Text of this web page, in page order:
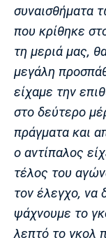
συναισθήματα
που κρίθηκε
τη μεριά μας,
μεγάλη
είχαμε την
στο δεύτερο
πράγματα και
ο αντίπαλος
τέλος του
τον έλεγχο, να
ψάχνουμε το
λεπτό το γκολ